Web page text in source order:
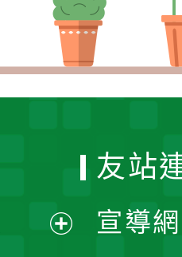
友站
宣導